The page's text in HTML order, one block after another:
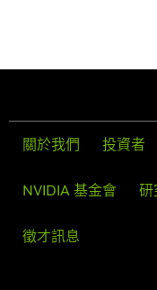
關於我們 投資者
NVIDIA 基金會 研
徵才訊息